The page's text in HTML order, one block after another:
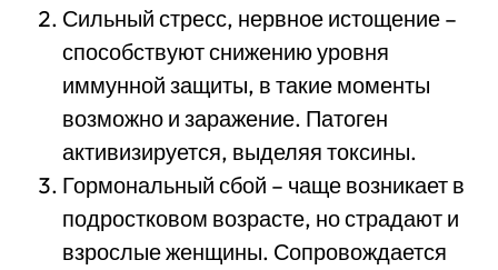
Сильный стресс, нервное истощение –
способствуют снижению уровня
иммунной защиты, в такие моменты
возможно и заражение. Патоген
активизируется, выделяя токсины.
Гормональный сбой – чаще возникает в
подростковом возрасте, но страдают и
взрослые женщины. Сопровождается